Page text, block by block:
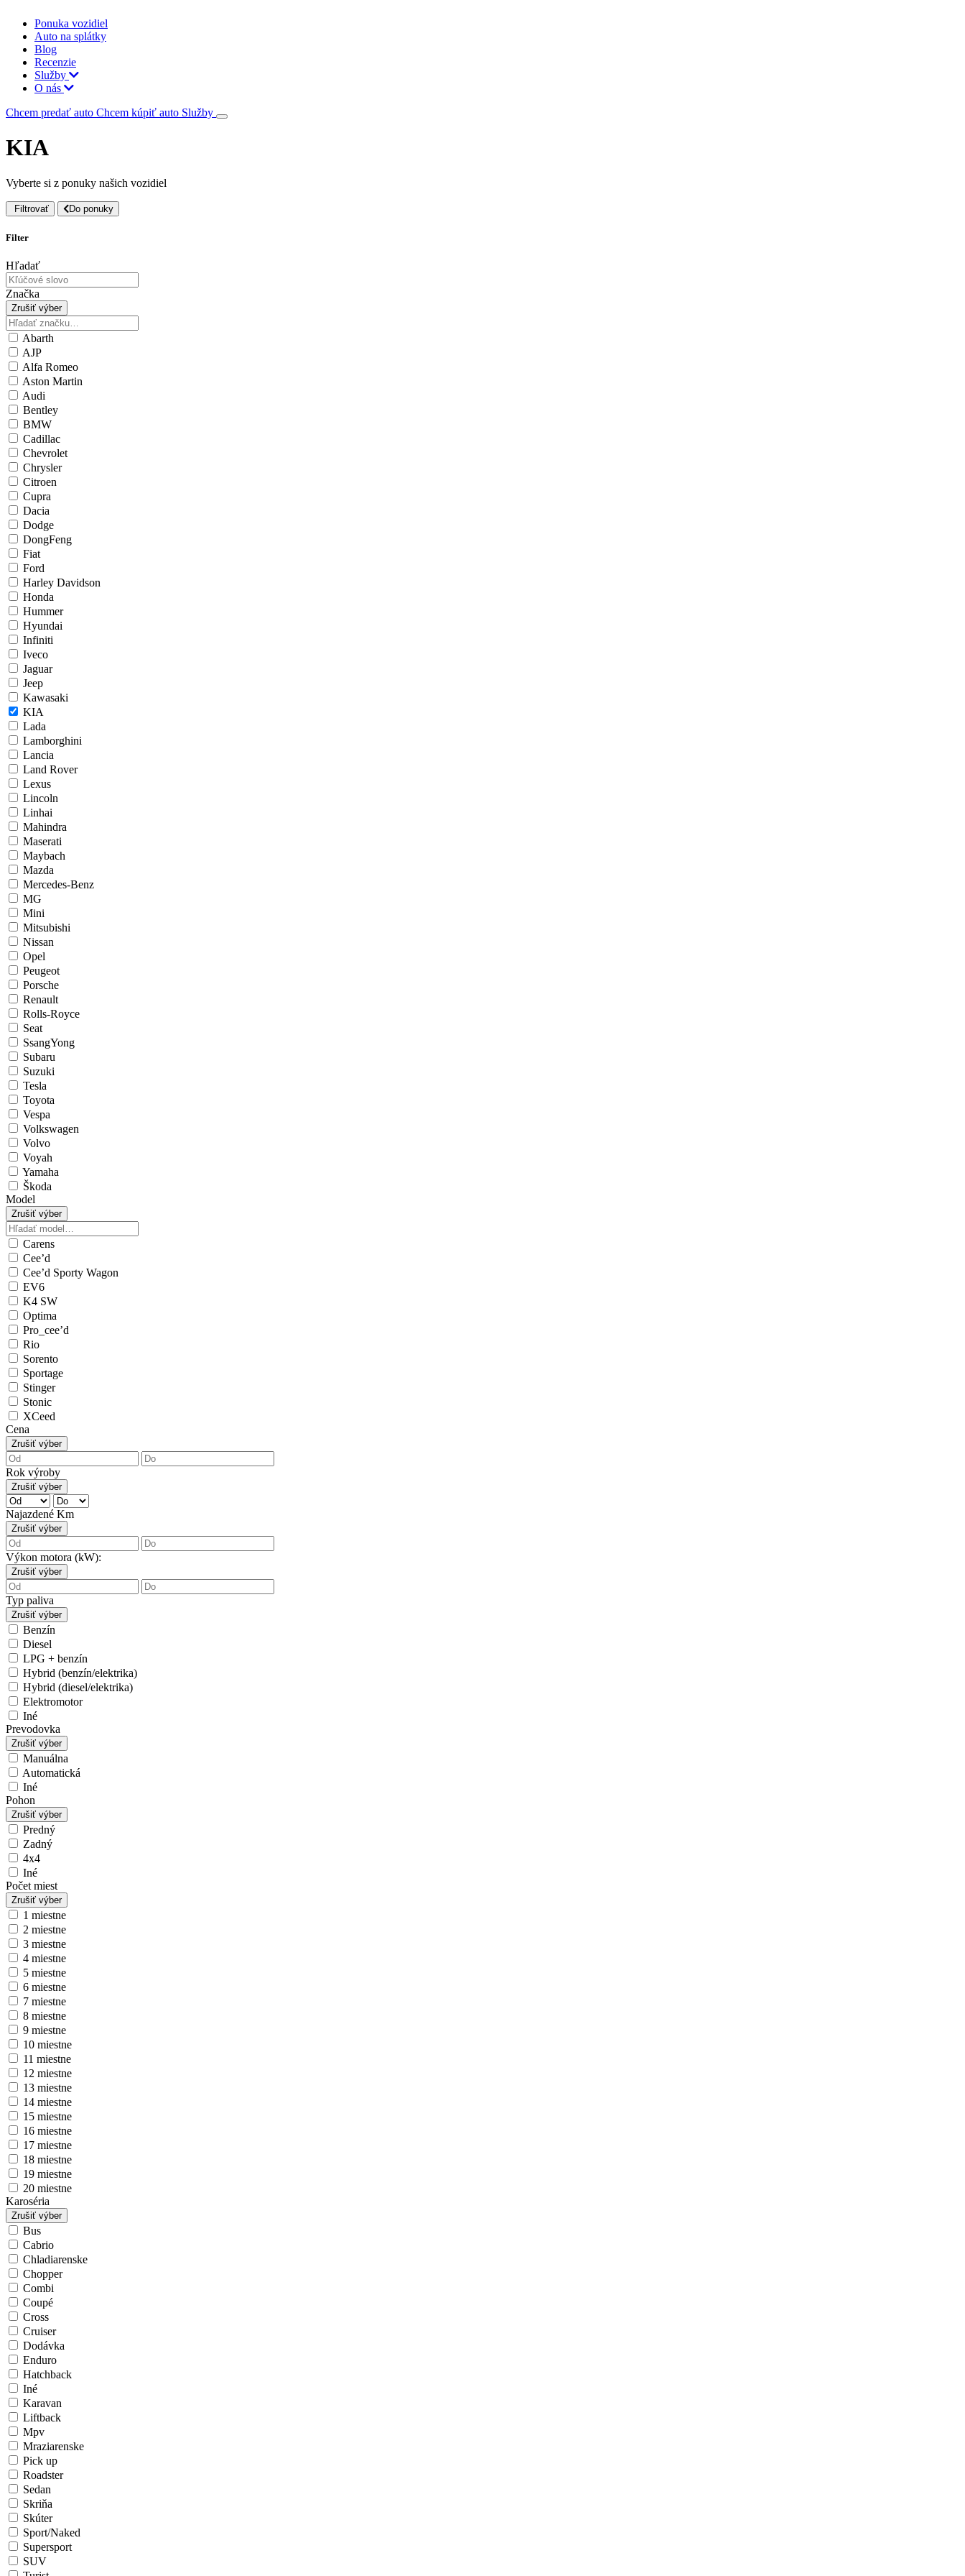
Ponuka vozidiel
Auto na splátky
Blog
Recenzie
Služby
O nás
Chcem predať auto Chcem kúpiť auto Služby
KIA
Vyberte si z ponuky našich vozidiel
Filtrovať Do ponuky
Filter
Hľadať
Značka
Zrušiť výber
Abarth
AJP
Alfa Romeo
Aston Martin
Audi
Bentley
BMW
Cadillac
Chevrolet
Chrysler
Citroen
Cupra
Dacia
Dodge
DongFeng
Fiat
Ford
Harley Davidson
Honda
Hummer
Hyundai
Infiniti
Iveco
Jaguar
Jeep
Kawasaki
KIA
Lada
Lamborghini
Lancia
Land Rover
Lexus
Lincoln
Linhai
Mahindra
Maserati
Maybach
Mazda
Mercedes-Benz
MG
Mini
Mitsubishi
Nissan
Opel
Peugeot
Porsche
Renault
Rolls-Royce
Seat
SsangYong
Subaru
Suzuki
Tesla
Toyota
Vespa
Volkswagen
Volvo
Voyah
Yamaha
Škoda
Model
Zrušiť výber
Carens
Cee’d
Cee’d Sporty Wagon
EV6
K4 SW
Optima
Pro_cee’d
Rio
Sorento
Sportage
Stinger
Stonic
XCeed
Cena
Zrušiť výber
Rok výroby
Zrušiť výber
Najazdené Km
Zrušiť výber
Výkon motora (kW):
Zrušiť výber
Typ paliva
Zrušiť výber
Benzín
Diesel
LPG + benzín
Hybrid (benzín/elektrika)
Hybrid (diesel/elektrika)
Elektromotor
Iné
Prevodovka
Zrušiť výber
Manuálna
Automatická
Iné
Pohon
Zrušiť výber
Predný
Zadný
4x4
Iné
Počet miest
Zrušiť výber
1 miestne
2 miestne
3 miestne
4 miestne
5 miestne
6 miestne
7 miestne
8 miestne
9 miestne
10 miestne
11 miestne
12 miestne
13 miestne
14 miestne
15 miestne
16 miestne
17 miestne
18 miestne
19 miestne
20 miestne
Karoséria
Zrušiť výber
Bus
Cabrio
Chladiarenske
Chopper
Combi
Coupé
Cross
Cruiser
Dodávka
Enduro
Hatchback
Iné
Karavan
Liftback
Mpv
Mraziarenske
Pick up
Roadster
Sedan
Skriňa
Skúter
Sport/Naked
Supersport
SUV